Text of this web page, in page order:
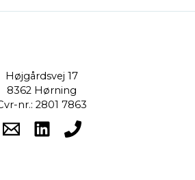
Højgårdsvej 17
8362 Hørning
nr.: 2801 7863